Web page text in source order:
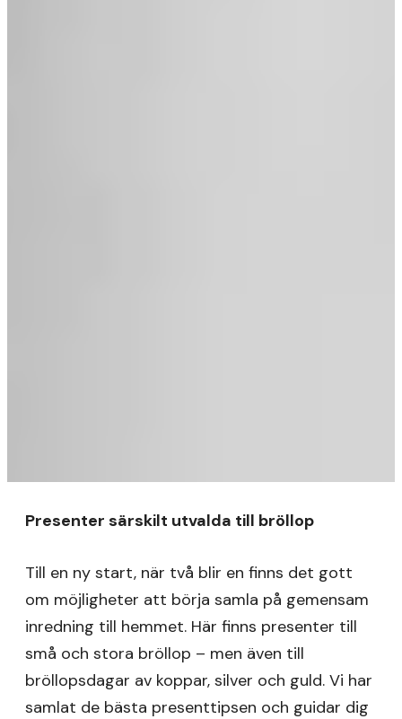
Presenter särskilt utvalda till bröllop
Till en ny start, när två blir en finns det gott
om möjligheter att börja samla på gemensam
inredning till hemmet. Här finns presenter till
små och stora bröllop – men även till
bröllopsdagar av koppar, silver och guld. Vi har
samlat de bästa presenttipsen och guidar dig